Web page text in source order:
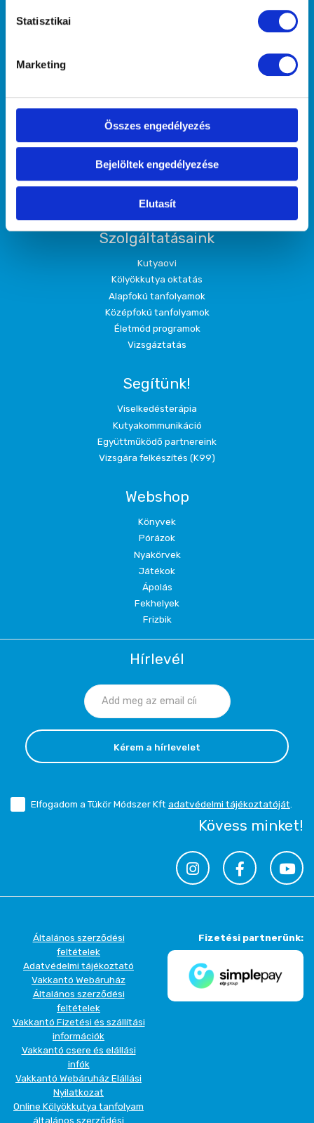
Statisztikai
Marketing
Összes engedélyezés
Bejelöltek engedélyezése
Elutasít
Népszigeti Kutyasuli
Őrmezői Kutyasuli
Rákoscsabai Kutyasuli
Őrmezői Kölyök Suli
Házirend
Szolgáltatásaink
Kutyaovi
Kölyökkutya oktatás
Alapfokú tanfolyamok
Középfokú tanfolyamok
Életmód programok
Vizsgáztatás
Segítünk!
Viselkedésterápia
Kutyakommunikáció
Együttműködő partnereink
Vizsgára felkészítés (K99)
Webshop
Könyvek
Pórázok
Nyakörvek
Játékok
Ápolás
Fekhelyek
Frizbik
Hírlevél
Kérem a hírlevelet
Elfogadom a Tükör Módszer Kftadatvédelmi tájékoztatóját.
Kövess minket!
Általános szerződési
feltételek
Adatvédelmi tájékoztató
Vakkantó Webáruház
Általános szerződési
feltételek
Vakkantó Fizetési és szállítási
információk
Vakkantó csere és elállási
infók
Vakkantó Webáruház Elállási
Nyilatkozat
Online Kölyökkutya tanfolyam
általános szerződési
Fizetési partnerünk: